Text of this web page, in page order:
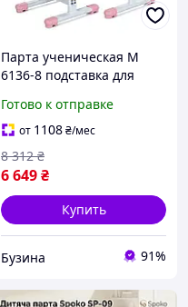
Парта ученическая M
6136-8 подставка для
Готово к отправке
от 1108₴/мес
6 649₴
8 312 ₴
Купить
Бузина 91%